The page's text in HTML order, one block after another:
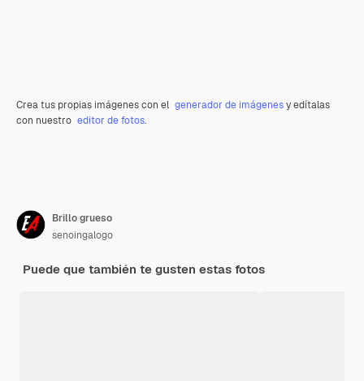
Crea tus propias imágenes con el generador de imágenesy edítalas
con nuestro editor de fotos.
Brillo grueso
senoingalogo
Puede que también te gusten estas fotos